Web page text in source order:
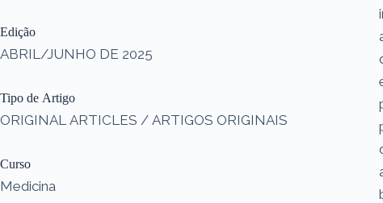
Edição
ABRIL/JUNHO DE 2025
Tipo de Artigo
ORIGINAL ARTICLES / ARTIGOS ORIGINAIS
Curso
Medicina